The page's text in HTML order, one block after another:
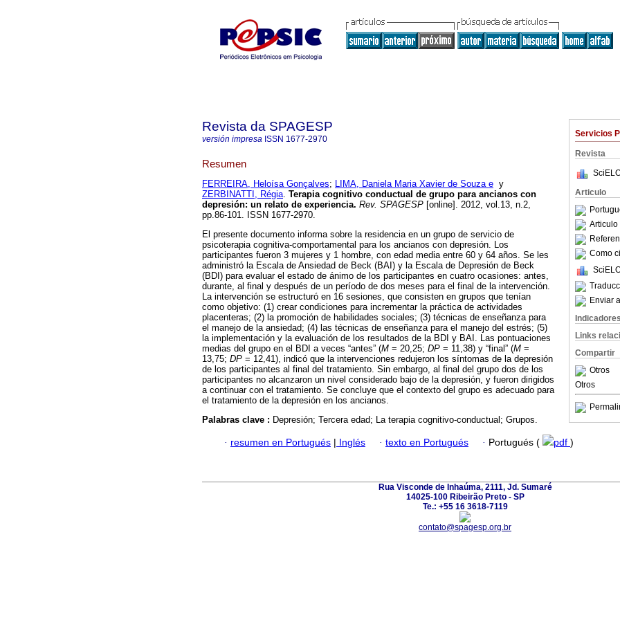
Servicios
Revista
Articulo
Articulo
Como
Enviar
Indicadores
Links
Compartir
Otros
Otros
Revista da SPAGESP
versión impresa ISSN 1677-2970
Resumen
FERREIRA, Heloísa Gonçalves; LIMA, Daniela Maria Xavier de Souza e y
ZERBINATTI, Régia. Terapia cognitivo conductual de grupo para ancianos con
depresión: un relato de experiencia. Rev. SPAGESP [online]. 2012, vol.13, n.2,
pp.86-101. ISSN 1677-2970.
El presente documento informa sobre la residencia en un grupo de servicio de
psicoterapia cognitiva-comportamental para los ancianos con depresión. Los
participantes fueron 3 mujeres y 1 hombre, con edad media entre 60 y 64 años. Se les
administró la Escala de Ansiedad de Beck (BAI) y la Escala de Depresión de Beck
(BDI) para evaluar el estado de ánimo de los participantes en cuatro ocasiones: antes,
durante, al final y después de un período de dos meses para el final de la intervención.
La intervención se estructuró en 16 sesiones, que consisten en grupos que tenían
como objetivo: (1) crear condiciones para incrementar la práctica de actividades
placenteras; (2) la promoción de habilidades sociales; (3) técnicas de enseñanza para
el manejo de la ansiedad; (4) las técnicas de enseñanza para el manejo del estrés; (5)
la implementación y la evaluación de los resultados de la BDI y BAI. Las pontuaciones
medias del grupo en el BDI a veces “antes” (M = 20,25; DP = 11,38) y “final” (M =
13,75; DP = 12,41), indicó que la intervenciones redujeron los síntomas de la depresión
de los participantes al final del tratamiento. Sin embargo, al final del grupo dos de los
participantes no alcanzaron un nivel considerado bajo de la depresión, y fueron dirigidos
a continuar con el tratamiento. Se concluye que el contexto del grupo es adecuado para
el tratamiento de la depresión en los ancianos.
Palabras clave : Depresión; Tercera edad; La terapia cognitivo-conductual; Grupos.
· resumen en Portugués | Inglés · texto en Portugués · Portugués ( pdf )
Rua Visconde de Inhaúma, 2111, Jd. Sumaré
14025-100 Ribeirão Preto - SP
Te.: +55 16 3618-7119
contato@spagesp.org.br